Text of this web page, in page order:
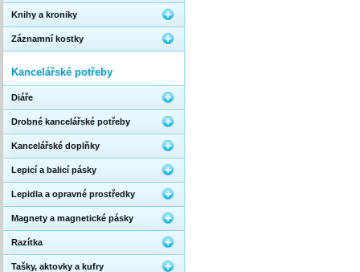
Knihy a kroniky
Záznamní kostky
Kancelářské potřeby
Diáře
Drobné kancelářské potřeby
Kancelářské doplňky
Lepicí a balicí pásky
Lepidla a opravné prostředky
Magnety a magnetické pásky
Razítka
Tašky, aktovky a kufry